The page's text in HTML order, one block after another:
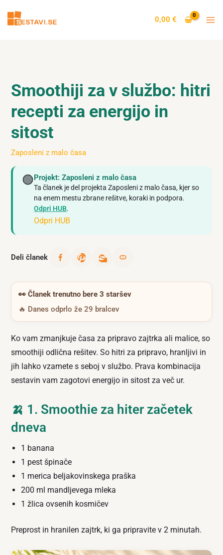
content
0,00€
Smoothiji za v službo: hitri
recepti za energijo in
sitost
Zaposleni z malo časa
🟢Projekt: Zaposleni z malo časa
Ta članek je del projekta Zaposleni z malo časa, kjer so
na enem mestu zbrane rešitve, koraki in podpora.
Odpri HUB.
Odpri HUB
Deli članek
👀Članek trenutno bere 3 staršev
🔥 Danes odprlo že 29 bralcev
Ko vam zmanjkuje časa za pripravo zajtrka ali malice, so
smoothiji odlična rešitev. So hitri za pripravo, hranljivi in
jih lahko vzamete s seboj v službo. Prava kombinacija
sestavin vam zagotovi energijo in sitost za več ur.
🍌 1. Smoothie za hiter začetek
dneva
1 banana
1 pest špinače
1 merica beljakovinskega praška
200 ml mandljevega mleka
1 žlica ovsenih kosmičev
Preprost in hranilen zajtrk, ki ga pripravite v 2 minutah.